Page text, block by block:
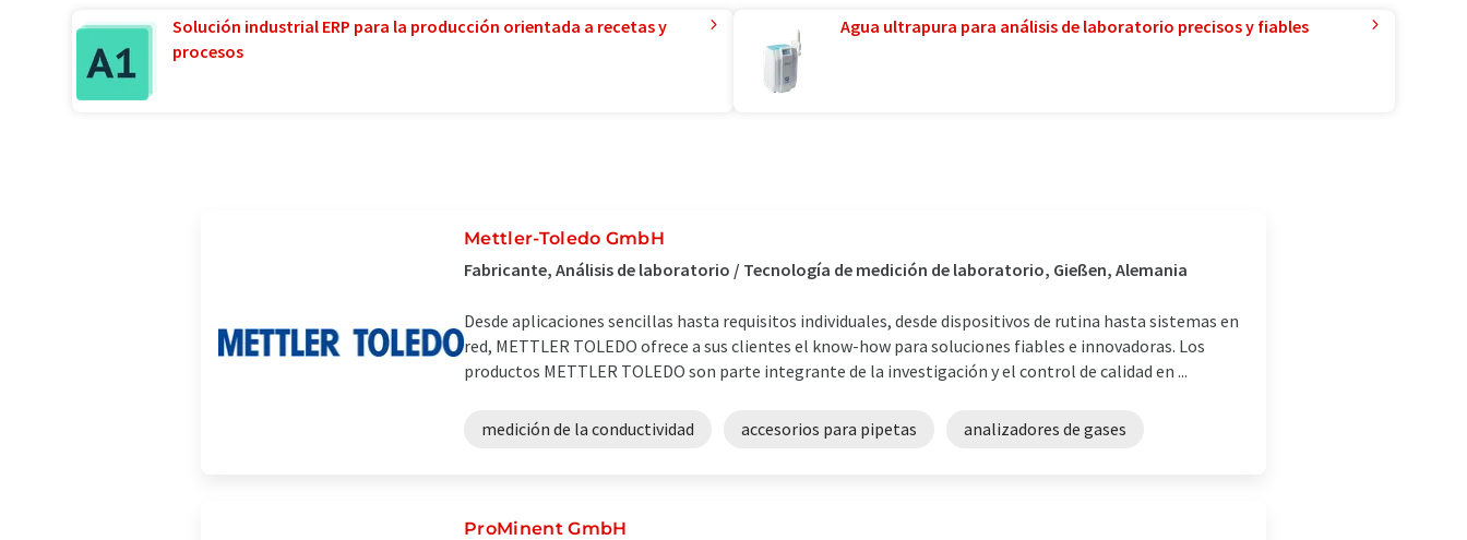
Solución industrial ERP para la producción orientada a recetas y
procesos
Agua ultrapura para análisis de laboratorio precisos y fiables
Mettler-Toledo GmbH
Fabricante, Análisis de laboratorio / Tecnología de medición de laboratorio, Gießen, Alemania
Desde aplicaciones sencillas hasta requisitos individuales, desde dispositivos de rutina hasta sistemas en
red, METTLER TOLEDO ofrece a sus clientes el know-how para soluciones fiables e innovadoras. Los
productos METTLER TOLEDO son parte integrante de la investigación y el control de calidad en ...
medición de la conductividad accesorios para pipetas analizadores de gases
ProMinent GmbH